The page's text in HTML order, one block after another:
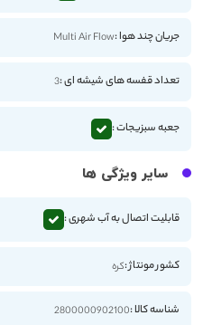
جریان چند هوا :Multi Air Flow
تعداد قفسه های شیشه ای :3
جعبه سبزیجات :
سایر ویژگی ها
قابلیت اتصال به آب شهری :
کشور مونتاژ :کره
شناسه کالا :2800000902100